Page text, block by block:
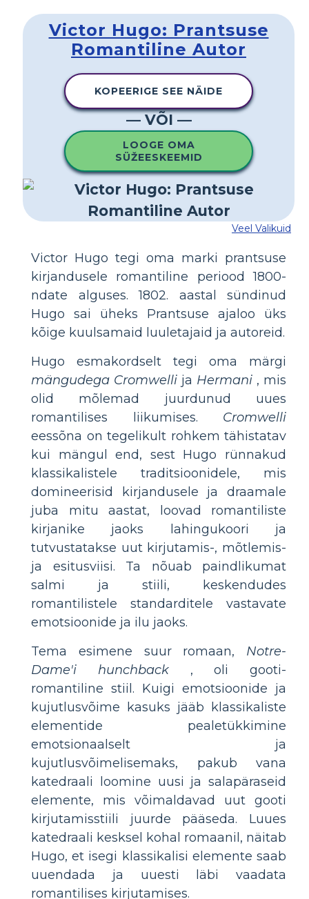
Victor Hugo: Prantsuse
Romantiline Autor
KOPEERIGE SEE NÄIDE
— VÕI —
LOOGE OMA
SÜŽEESKEEMID
Veel Valikuid
Victor Hugo tegi oma marki prantsuse
kirjandusele romantiline periood 1800-
ndate alguses. 1802. aastal sündinud
Hugo sai üheks Prantsuse ajaloo üks
kõige kuulsamaid luuletajaid ja autoreid.
Hugo esmakordselt tegi oma märgi
mängudega Cromwelli ja Hermani , mis
olid mõlemad juurdunud uues
romantilises liikumises. Cromwelli
eessõna on tegelikult rohkem tähistatav
kui mängul end, sest Hugo rünnakud
klassikalistele traditsioonidele, mis
domineerisid kirjandusele ja draamale
juba mitu aastat, loovad romantiliste
kirjanike jaoks lahingukoori ja
tutvustatakse uut kirjutamis-, mõtlemis-
ja esitusviisi. Ta nõuab paindlikumat
salmi ja stiili, keskendudes
romantilistele standarditele vastavate
emotsioonide ja ilu jaoks.
Tema esimene suur romaan, Notre-
Dame'i hunchback, oli gooti-
romantiline stiil. Kuigi emotsioonide ja
kujutlusvõime kasuks jääb klassikaliste
elementide pealetükkimine
emotsionaalselt ja
kujutlusvõimelisemaks, pakub vana
katedraali loomine uusi ja salapäraseid
elemente, mis võimaldavad uut gooti
kirjutamisstiili juurde pääseda. Luues
katedraali kesksel kohal romaanil, näitab
Hugo, et isegi klassikalisi elemente saab
uuendada ja uuesti läbi vaadata
romantilises kirjutamises.